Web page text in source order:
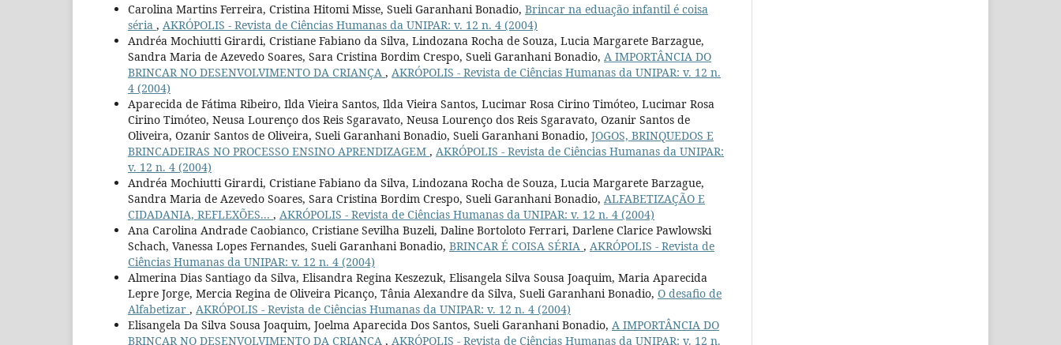
Carolina Martins Ferreira, Cristina Hitomi Misse, Sueli Garanhani Bonadio, Brincar na eduação infantil é coisa
séria , AKRÓPOLIS - Revista de Ciências Humanas da UNIPAR: v. 12 n. 4 (2004)
Andréa Mochiutti Girardi, Cristiane Fabiano da Silva, Lindozana Rocha de Souza, Lucia Margarete Barzague,
Sandra Maria de Azevedo Soares, Sara Cristina Bordim Crespo, Sueli Garanhani Bonadio, A IMPORTÂNCIA DO
BRINCAR NO DESENVOLVIMENTO DA CRIANÇA , AKRÓPOLIS - Revista de Ciências Humanas da UNIPAR: v. 12 n.
4 (2004)
Aparecida de Fátima Ribeiro, Ilda Vieira Santos, Ilda Vieira Santos, Lucimar Rosa Cirino Timóteo, Lucimar Rosa
Cirino Timóteo, Neusa Lourenço dos Reis Sgaravato, Neusa Lourenço dos Reis Sgaravato, Ozanir Santos de
Oliveira, Ozanir Santos de Oliveira, Sueli Garanhani Bonadio, Sueli Garanhani Bonadio, JOGOS, BRINQUEDOS E
BRINCADEIRAS NO PROCESSO ENSINO APRENDIZAGEM , AKRÓPOLIS - Revista de Ciências Humanas da UNIPAR:
v. 12 n. 4 (2004)
Andréa Mochiutti Girardi, Cristiane Fabiano da Silva, Lindozana Rocha de Souza, Lucia Margarete Barzague,
Sandra Maria de Azevedo Soares, Sara Cristina Bordim Crespo, Sueli Garanhani Bonadio, ALFABETIZAÇÃO E
CIDADANIA, REFLEXÕES... , AKRÓPOLIS - Revista de Ciências Humanas da UNIPAR: v. 12 n. 4 (2004)
Ana Carolina Andrade Caobianco, Cristiane Sevilha Buzeli, Daline Bortoloto Ferrari, Darlene Clarice Pawlowski
Schach, Vanessa Lopes Fernandes, Sueli Garanhani Bonadio, BRINCAR É COISA SÉRIA , AKRÓPOLIS - Revista de
Ciências Humanas da UNIPAR: v. 12 n. 4 (2004)
Almerina Dias Santiago da Silva, Elisandra Regina Keszezuk, Elisangela Silva Sousa Joaquim, Maria Aparecida
Lepre Jorge, Mercia Regina de Oliveira Picanço, Tânia Alexandre da Silva, Sueli Garanhani Bonadio, O desafio de
Alfabetizar , AKRÓPOLIS - Revista de Ciências Humanas da UNIPAR: v. 12 n. 4 (2004)
Elisangela Da Silva Sousa Joaquim, Joelma Aparecida Dos Santos, Sueli Garanhani Bonadio, A IMPORTÂNCIA DO
BRINCAR NO DESENVOLVIMENTO DA CRIANÇA , AKRÓPOLIS - Revista de Ciências Humanas da UNIPAR: v. 12 n.